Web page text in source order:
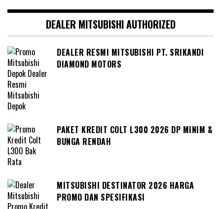
DEALER MITSUBISHI AUTHORIZED
DEALER RESMI MITSUBISHI PT. SRIKANDI
DIAMOND MOTORS
PAKET KREDIT COLT L300 2026 DP MINIM &
BUNGA RENDAH
MITSUBISHI DESTINATOR 2026 HARGA
PROMO DAN SPESIFIKASI